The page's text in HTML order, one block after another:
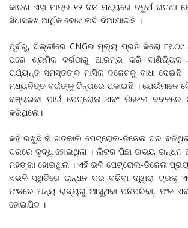
କାରଣ ଏହା ମାତ୍ର ୧୨ ଦିନ ମଧ୍ୟରେ ଚତୁର୍ଥ ଘଟଣା
ସିଧାସଳଖ ଆର୍ଥିକ ବୋଝ ଲଦି ଦିଆଯାଇଛି ।
ପୂର୍ବରୁ, ଦିଲ୍ଲୀରେ CNGର ମୂଲ୍ୟ ପ୍ରତି କିଲୋ ୮୧.୦୯
ପରେ ଶ୍ରମିକ ବର୍ଗଠାରୁ ଆରମ୍ଭ କରି ବାଣିଜ୍ୟିକ
ପର୍ଯ୍ୟନ୍ତ ସମସ୍ତଙ୍କ ମାସିକ ବଜେଟକୁ ବାଧା
ମଧ୍ୟବିତ୍ତ ବର୍ଗଙ୍କୁ ଚିନ୍ତାରେ ପକାଇଛି । ଯେଉଁମାନେ
ବଞ୍ଚାଇବା ପାଇଁ ପେଟ୍ରୋଲ ଏବଂ ଡିଜେଲ ବଦଳରେ
କରିଥିଲେ।
କହି ରଖୁଛି କି ଗତକାଲି ପେଟ୍ରୋଲ-ଡିଜେଲ ଦର
ଦରରେ ବୃଦ୍ଧି ହୋଇଥିଲା । ଲିଟର ପିଛା ଉଭୟ
ମହଙ୍ଗା ହୋଇଥିଲା । ଏହି ଭଳି ପେଟ୍ରୋଲ-ଡିଜେଲ
ଏଭଳି ସ୍ଥିତିରେ ଇନ୍ଧନ ଦର ବଢିବା ଦ୍ୱାରା ଟ୍ରକ୍
ଫଳରେ ଅନ୍ୟ ରାଜ୍ୟରୁ ଆସୁଥିବା ପନିପରିବା, ଫଳ
ହୋଇଯିବ ।